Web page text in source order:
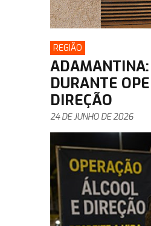
REGIÃO
ADAMANTINA:
DURANTE
DIREÇÃO
24 DE JUNHO DE 2026